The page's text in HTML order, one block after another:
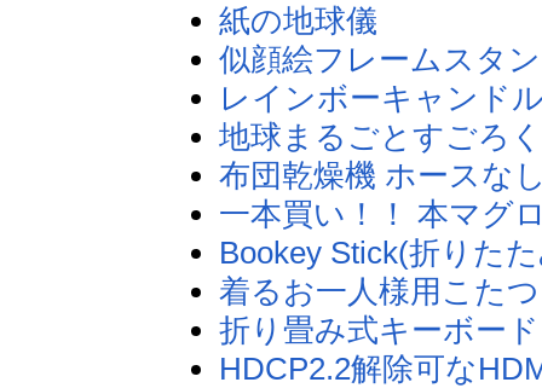
紙の地球儀
似顔絵フレームスタ
レインボーキャンド
地球まるごとすごろ
布団乾燥機 ホースな
一本買い！！ 本マグ
Bookey Stick(折りた
着るお一人様用こたつ
折り畳み式キーボード
HDCP2.2解除可な